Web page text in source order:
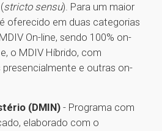
stricto sensu). Para um maior
oferecido em duas categorias
On-line, sendo 100% on-
o MDIV Híbrido, com
e outras on-
(DMIN) - Programa com
elaborado com o